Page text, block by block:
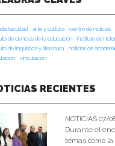
facultad arte y cultura centro de noticias
de ciencias de la educación
instituto de
de lingüística y literatura
noticias de
vinculación
RECIENTES
NOTICIAS 07/
Durante el
temas como la